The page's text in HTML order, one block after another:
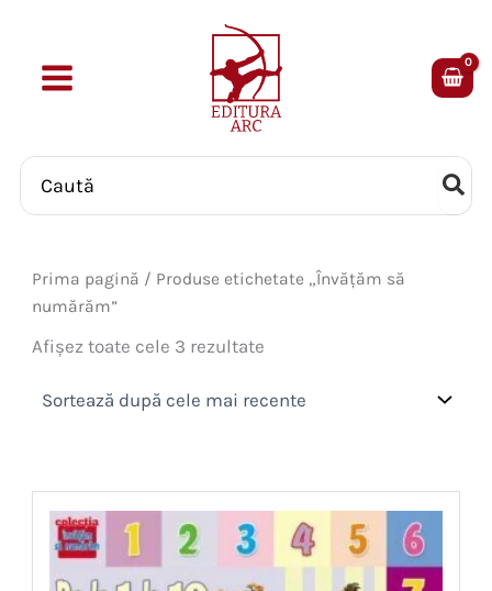
content
Search
for:
Prima pagină / Produse etichetate „Învăţăm să
numărăm”
Afișez toate cele 3 rezultate
mai